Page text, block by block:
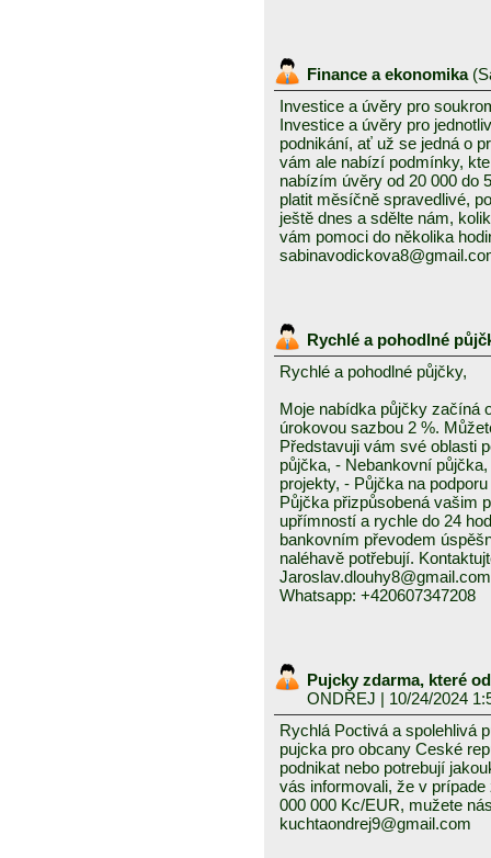
Finance a ekonomika (
Investice a úvěry pro
Investice a úvěry pro
podnikání, ať už se jedná o
vám ale nabízí podmínky,
nabízím úvěry od 20 000 do
platit měsíčně spravedlivé,
ještě dnes a sdělte nám,
vám pomoci do několika
Rychlé a pohodlné
Rychlé a pohodlné půjčky,
Moje nabídka půjčky začíná
úrokovou sazbou 2 %.
Představuji vám své oblasti
půjčka, - Nebankovní
projekty, - Půjčka na
Půjčka přizpůsobená vašim
upřímností a rychle do 24
bankovním převodem
naléhavě potřebují.
Jaroslav.dlouhy8@gmail.com
Whatsapp: +420607347208
Pujcky zdarma, které
ONDŘEJ | 10/24/2024
Rychlá Poctivá a spolehlivá
pujcka pro obcany Ceské
podnikat nebo potrebují
vás informovali, že v
000 000 Kc/EUR, mužete
kuchtaondrej9@gmail.com